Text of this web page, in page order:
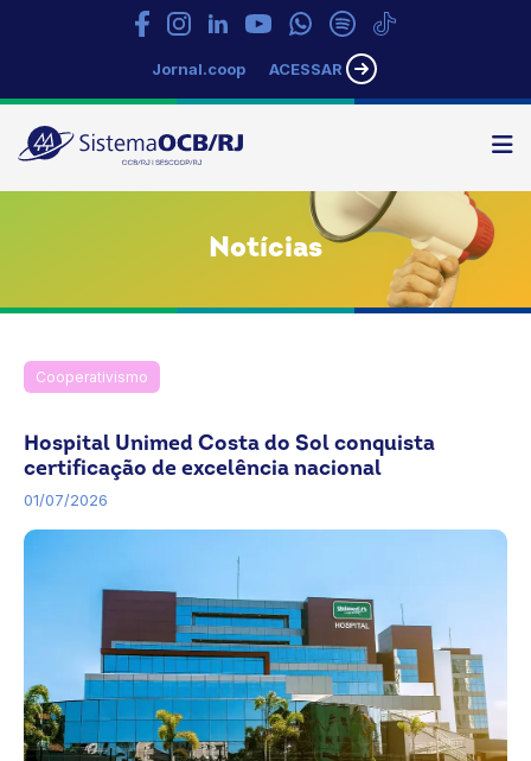
Jornal.coop ACESSAR
Sistema
OCB/RJ
Notícias
Cooperativismo
Hospital Unimed Costa do Sol conquista
certificação de excelência nacional
01/07/2026